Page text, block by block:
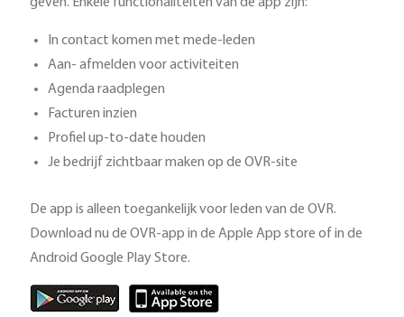
In contact komen met mede-leden
Aan- afmelden voor activiteiten
Agenda raadplegen
Facturen inzien
Profiel up-to-date houden
Je bedrijf zichtbaar maken op de OVR-site
De app is alleen toegankelijk voor leden van de OVR.
Download nu de OVR-app in de Apple App store of in de
Android Google Play Store.